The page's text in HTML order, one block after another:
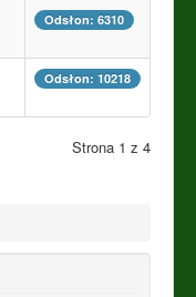
Odsłon: 6310
Odsłon: 10218
Strona 1 z 4